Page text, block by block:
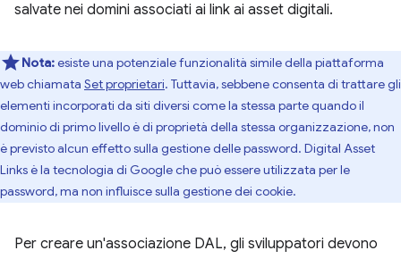
salvate nei domini associati ai link ai asset digitali.
Nota:esiste una potenziale funzionalità simile della piattaforma
web chiamata Set proprietari. Tuttavia, sebbene consenta di trattare gli
elementi incorporati da siti diversi come la stessa parte quando il
dominio di primo livello è di proprietà della stessa organizzazione, non
è previsto alcun effetto sulla gestione delle password. Digital Asset
Links è la tecnologia di Google che può essere utilizzata per le
password, ma non influisce sulla gestione dei cookie.
Per creare un'associazione DAL, gli sviluppatori devono